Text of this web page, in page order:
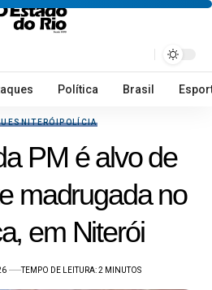
Política Brasil
NITERÓIPOLÍCIA
PM é alvo de
madrugada no
em Niterói
TEMPO DE LEITURA: 2 MINUTOS